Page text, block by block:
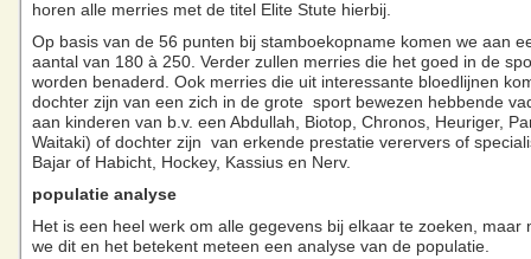
horen alle merries met de titel Elite Stute hierbij.
Op basis van de 56 punten bij stamboekopname komen we aan
aantal van 180 à 250. Verder zullen merries die het goed in de
worden benaderd. Ook merries die uit interessante bloedlijnen
dochter zijn van een zich in de grote sport bewezen hebbende
aan kinderen van b.v. een Abdullah, Biotop, Chronos, Heuriger,
Waitaki) of dochter zijn van erkende prestatie verervers of
Bajar of Habicht, Hockey, Kassius en Nerv.
populatie analyse
Het is een heel werk om alle gegevens bij elkaar te zoeken, maar
we dit en het betekent meteen een analyse van de populatie.